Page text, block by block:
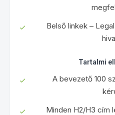
Belső linkek –
Tartalmi
A bevezető 100
Minden H2/H3 cím